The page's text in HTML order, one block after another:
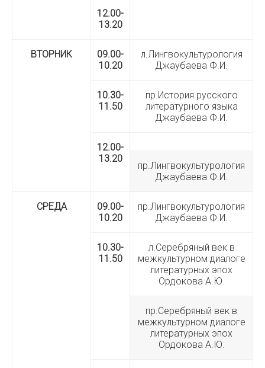
12.00-
13.20
ВТОРНИК
09.00-
10.20
л.Лингвокультурология
Джаубаева Ф.И.
10.30-
11.50
пр.История русского
литературного языка
Джаубаева Ф.И.
12.00-
13.20
пр.Лингвокультурология
Джаубаева Ф.И.
СРЕДА
09.00-
10.20
пр.Лингвокультурология
Джаубаева Ф.И.
10.30-
11.50
л.Серебряный век в
межкультурном диалоге
литературных эпох
Ордокова А.Ю.
пр.Серебряный век в
межкультурном диалоге
литературных эпох
Ордокова А.Ю.